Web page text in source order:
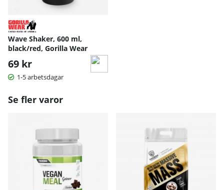
Wave Shaker, 600 ml,
black/red, Gorilla Wear
69 kr
1-5 arbetsdagar
Se fler varor